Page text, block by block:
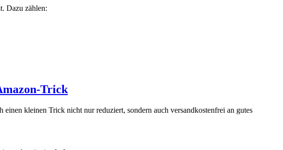
Dazu zählen:
Trick
einen kleinen Trick nicht nur reduziert, sondern auch versandkostenfrei an gutes